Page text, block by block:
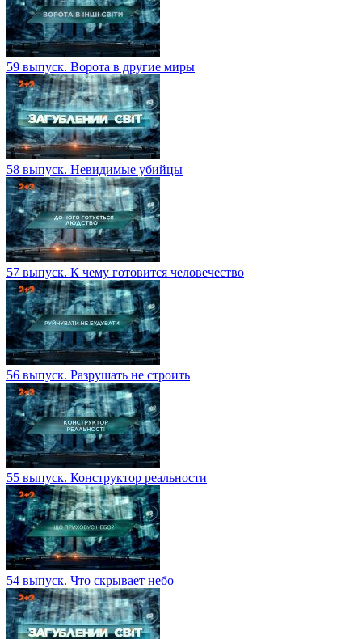
59 выпуск. Ворота в другие миры
58 выпуск. Невидимые убийцы
57 выпуск. К чему готовится человечество
56 выпуск. Разрушать не строить
55 выпуск. Конструктор реальности
54 выпуск. Что скрывает небо